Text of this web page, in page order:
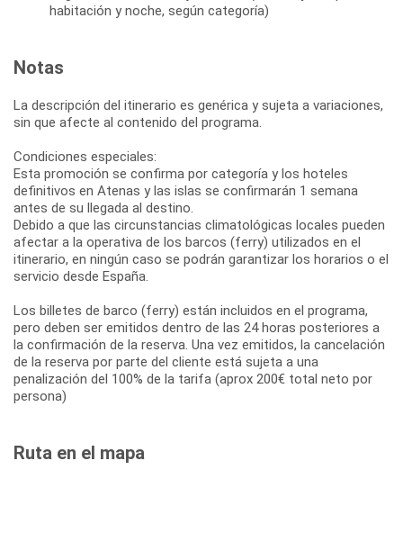
habitación y noche, según categoría)
Notas
La descripción del itinerario es genérica y sujeta a variaciones,
sin que afecte al contenido del programa.
Condiciones especiales:
Esta promoción se confirma por categoría y los hoteles
definitivos en Atenas y las islas se confirmarán 1 semana
antes de su llegada al destino.
Debido a que las circunstancias climatológicas locales pueden
afectar a la operativa de los barcos (ferry) utilizados en el
itinerario, en ningún caso se podrán garantizar los horarios o el
servicio desde España.
Los billetes de barco (ferry) están incluidos en el programa,
pero deben ser emitidos dentro de las 24 horas posteriores a
la confirmación de la reserva. Una vez emitidos, la cancelación
de la reserva por parte del cliente está sujeta a una
penalización del 100% de la tarifa (aprox 200€ total neto por
persona)
Ruta en el mapa